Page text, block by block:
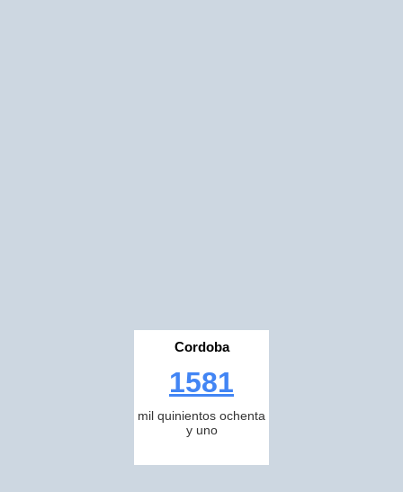
Cordoba
1581
mil quinientos ochenta
y uno